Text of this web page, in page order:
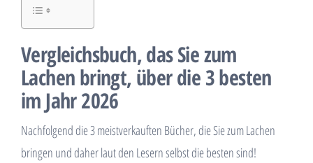
Vergleichsbuch, das Sie zum
Lachen bringt, über die 3 besten
im Jahr 2026
Nachfolgend die 3 meistverkauften Bücher, die Sie zum Lachen
bringen und daher laut den Lesern selbst die besten sind!